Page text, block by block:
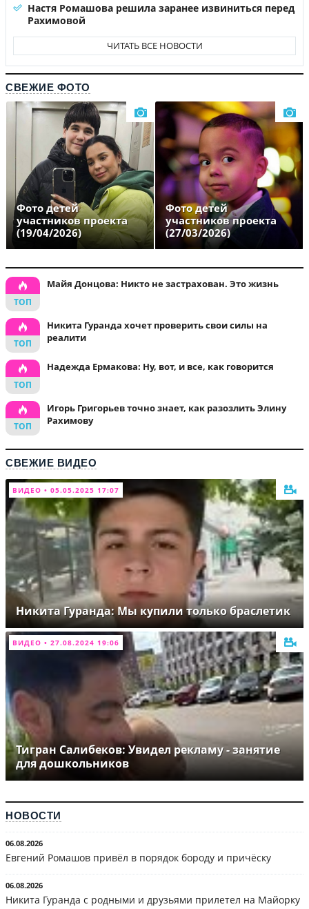
Настя Ромашова решила заранее извиниться перед
Рахимовой
ЧИТАТЬ ВСЕ НОВОСТИ
СВЕЖИЕ ФОТО
Фото детей
участников проекта
(19/04/2026)
Фото детей
участников проекта
(27/03/2026)
Майя Донцова: Никто не застрахован. Это жизнь
Никита Гуранда хочет проверить свои силы на
реалити
Надежда Ермакова: Ну, вот, и все, как говорится
Игорь Григорьев точно знает, как разозлить Элину
Рахимову
СВЕЖИЕ ВИДЕО
ВИДЕО • 05.05.2025 17:07
Никита Гуранда: Мы купили только браслетик
ВИДЕО • 27.08.2024 19:06
Тигран Салибеков: Увидел рекламу - занятие
для дошкольников
НОВОСТИ
06.08.2026
Евгений Ромашов привёл в порядок бороду и причёску
06.08.2026
Никита Гуранда с родными и друзьями прилетел на Майорку